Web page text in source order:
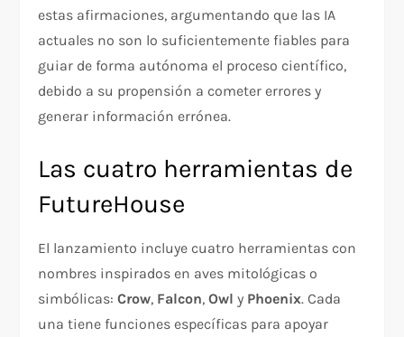
estas afirmaciones, argumentando que las IA
actuales no son lo suficientemente fiables para
guiar de forma autónoma el proceso científico,
debido a su propensión a cometer errores y
generar información errónea.
Las cuatro herramientas de
FutureHouse
El lanzamiento incluye cuatro herramientas con
nombres inspirados en aves mitológicas o
simbólicas:Crow, Falcon,Owl y Phoenix. Cada
una tiene funciones específicas para apoyar